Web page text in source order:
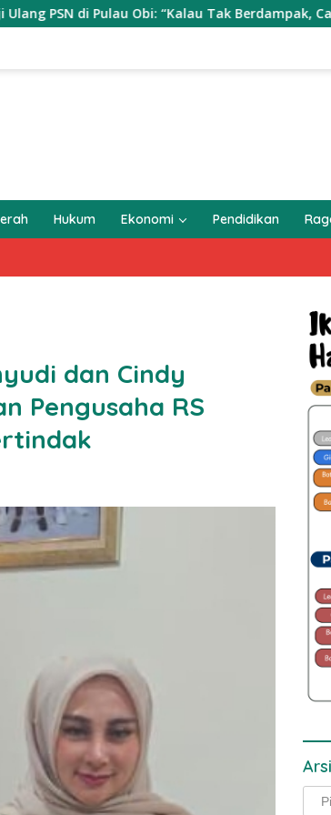
Tak Berdampak, Cabut Saja”
Hukum Ekonomi Pendidikan
dan Cindy
Pengusaha RS
Arsip